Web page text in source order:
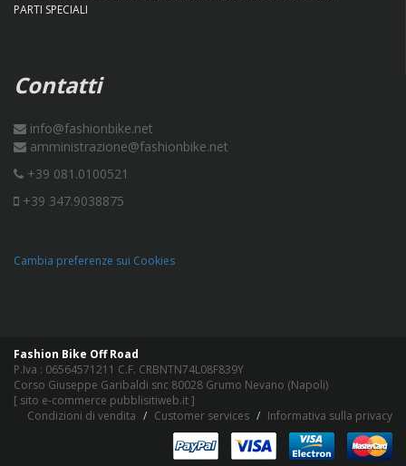
PARTI SPECIALI
Contatti
info@fashionbike.net
amministrazione@fashionbike.net
+39 081.0100521
+39 347.9038875
Cambia preferenze sui Cookies
Fashion Bike Off Road
P.Iva : 06564571211 C.F. CRBNTN74L08F839Y
Corso Giuseppe Garibaldi snc 80028 Grumo Nevano (Napoli)
[ sito e-commerce pubblisitiweb.it]
Condizioni di vendita
Customer services Informativa sulla privacy